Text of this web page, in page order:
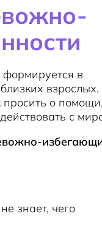
в
взрослых.
просить о помощи,
с
знает, чего